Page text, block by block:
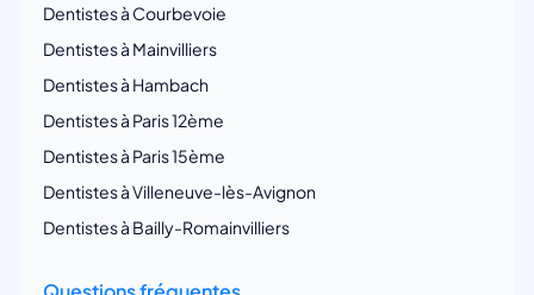
Dentistes à Courbevoie
Dentistes à Mainvilliers
Dentistes à Hambach
Dentistes à Paris 12ème
Dentistes à Paris 15ème
Dentistes à Villeneuve-lès-Avignon
Dentistes à Bailly-Romainvilliers